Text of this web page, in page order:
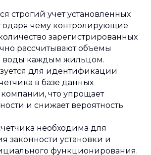
строгий учет установленных
чему контролирующие
зарегистрированных
рассчитывают объемы
воды каждым жильцом.
для идентификации
в базе данных
что упрощает
и снижает вероятность
необходима для
законности установки и
функционирования.